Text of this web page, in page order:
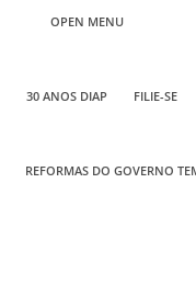
OPEN MENU
30 ANOS DIAP FILIE-SE
REFORMAS DO GOVERNO